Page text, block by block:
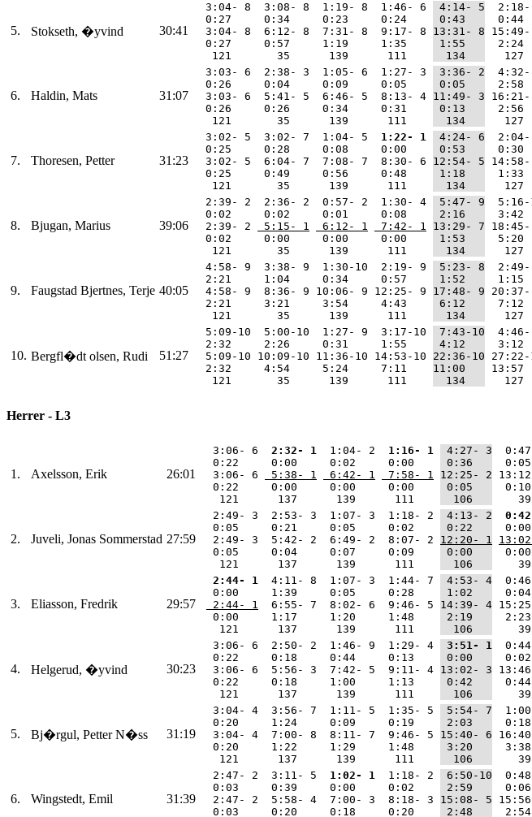
5. Stokseth, �yvind 30:41
  3:04- 8  3:08- 8  1:19- 8  1:46- 6
4:14- 5
  0:27     0:34     0:23     0:24
0:43
0:44
  3:04- 8  6:12- 8  7:31- 8  9:17- 8
13:31- 8
  0:27     0:57     1:19     1:35
1:55
2:24
   121       35      139      111
  134
127
6. Haldin, Mats 31:07
  3:03- 6  2:38- 3  1:05- 6  1:27- 3
3:36- 2
  0:26     0:04     0:09     0:05
0:05
2:58
  3:03- 6  5:41- 5  6:46- 5  8:13- 4
11:49- 3
  0:26     0:26     0:34     0:31
0:13
2:56
   121       35      139      111
  134
127
7. Thoresen, Petter 31:23
  3:02- 5  3:02- 7  1:04- 5
1:22- 1 4:24- 6
  0:25     0:28     0:08     0:00
0:53
0:30
  3:02- 5  6:04- 7  7:08- 7  8:30- 6
12:54- 5
  0:25     0:49     0:56     0:48
1:18
1:33
   121       35      139      111
  134
127
8. Bjugan, Marius 39:06
  2:39- 2  2:36- 2  0:57- 2  1:30- 4
5:47- 9
  0:02     0:02     0:01     0:08
2:16
3:42
  2:39- 2
5:15- 1 6:12- 1 7:42- 1 13:29- 7
  0:02     0:00     0:00     0:00
1:53
5:20
   121       35      139      111
  134
127
9. Faugstad Bjertnes, Terje 40:05
  4:58- 9  3:38- 9  1:30-10  2:19- 9
5:23- 8
  2:21     1:04     0:34     0:57
1:52
1:15
  4:58- 9  8:36- 9 10:06- 9 12:25- 9
17:48- 9
  2:21     3:21     3:54     4:43
6:12
7:12
   121       35      139      111
  134
127
10. Bergfl�dt olsen, Rudi 51:27
  5:09-10  5:00-10  1:27- 9  3:17-10
7:43-10
  2:32     2:26     0:31     1:55
4:12
3:12
  5:09-10 10:09-10 11:36-10 14:53-10
22:36-10
  2:32     4:54     5:24     7:11
11:00
   121       35      139      111
  134
127
Herrer - L3
1. Axelsson, Erik 26:01
  3:06- 6
2:32- 1
  1:04- 2
1:16- 1 4:27- 3
  0:22     0:00     0:02     0:00
0:36
  3:06- 6
5:38- 1 6:42- 1 7:58- 1 12:25- 2
  0:22     0:00     0:00     0:00
0:05
   121      137      139      111
  106
2. Juveli, Jonas Sommerstad 27:59
  2:49- 3  2:53- 3  1:07- 3  1:18- 2
4:13- 2
  0:05     0:21     0:05     0:02
0:22
  2:49- 3  5:42- 2  6:49- 2  8:07- 2
12:20- 1
  0:05     0:04     0:07     0:09
0:00
   121      137      139      111
  106
3. Eliasson, Fredrik 29:57
2:44- 1
  4:11- 8  1:07- 3  1:44- 7
4:53- 4
  0:00     1:39     0:05     0:28
1:02
2:44- 1
  6:55- 7  8:02- 6  9:46- 5
14:39- 4
  0:00     1:17     1:20     1:48
2:19
   121      137      139      111
  106
4. Helgerud, �yvind 30:23
  3:06- 6  2:50- 2  1:46- 9  1:29- 4
3:51- 1
  0:22     0:18     0:44     0:13
0:00
  3:06- 6  5:56- 3  7:42- 5  9:11- 4
13:02- 3
  0:22     0:18     1:00     1:13
0:42
   121      137      139      111
  106
5. Bj�rgul, Petter N�ss 31:19
  3:04- 4  3:56- 7  1:11- 5  1:35- 5
5:54- 7
  0:20     1:24     0:09     0:19
2:03
  3:04- 4  7:00- 8  8:11- 7  9:46- 5
15:40- 6
  0:20     1:22     1:29     1:48
3:20
   121      137      139      111
  106
6. Wingstedt, Emil 31:39
  2:47- 2  3:11- 5
1:02- 1
  1:18- 2
6:50-10
  0:03     0:39     0:00     0:02
2:59
  2:47- 2  5:58- 4  7:00- 3  8:18- 3
15:08- 5
  0:03     0:20     0:18     0:20
2:48